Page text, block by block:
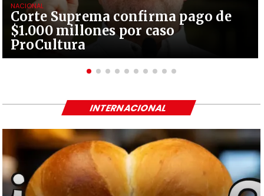
Corte Suprema confirma pago de
$1.000 millones por caso
ProCultura
NACIONAL
INTERNACIONAL